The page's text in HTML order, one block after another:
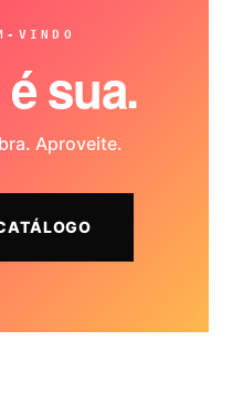
VINDO
sua.
Aproveite.